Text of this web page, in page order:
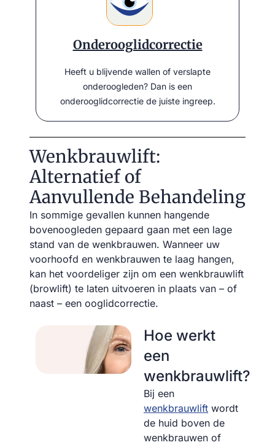
Onderooglidcorrectie
Heeft u blijvende wallen of verslapte
onderoogleden? Dan is een
onderooglidcorrectie de juiste ingreep.
Wenkbrauwlift:
Alternatief of
Aanvullende Behandeling
In sommige gevallen kunnen hangende
bovenoogleden gepaard gaan met een lage
stand van de wenkbrauwen. Wanneer uw
voorhoofd en wenkbrauwen te laag hangen,
kan het voordeliger zijn om een wenkbrauwlift
(browlift) te laten uitvoeren in plaats van – of
naast – een ooglidcorrectie.
Hoe werkt
een
wenkbrauwlift?
Bij een
wenkbrauwlift wordt
de huid boven de
wenkbrauwen of